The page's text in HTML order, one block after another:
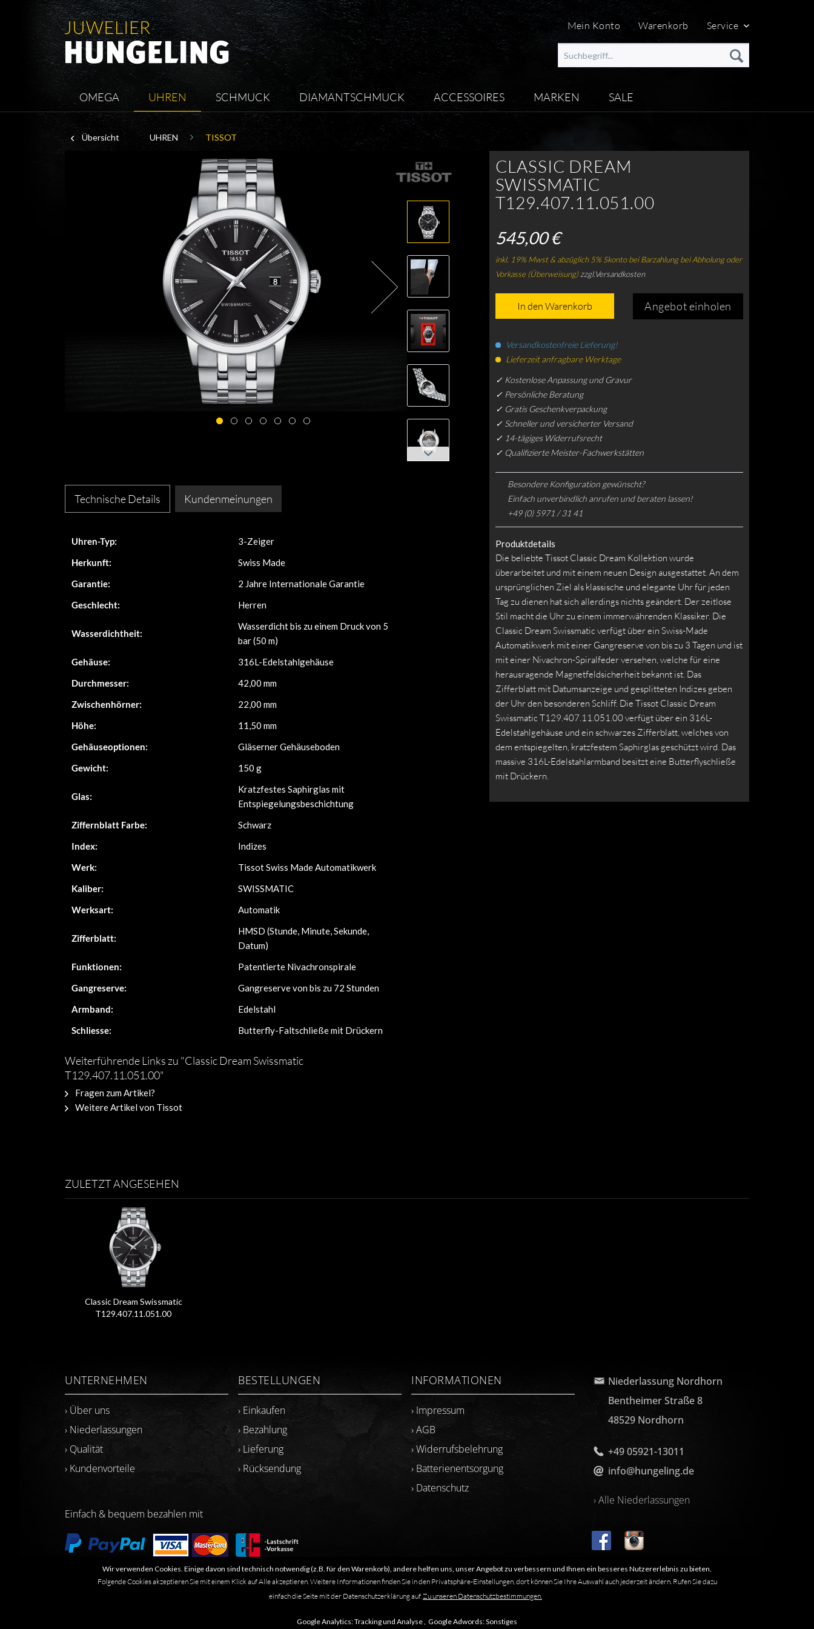
Mein Konto Warenkorb Service
OMEGA UHREN SCHMUCK DIAMANTSCHMUCK ACCESSOIRES MARKEN SALE
Übersicht UHREN TISSOT
CLASSIC DREAM
SWISSMATIC
T129.407.11.051.00
545,00 €
inkl. 19% Mwst & abzüglich 5% Skonto bei Barzahlung bei Abholung oder
Vorkasse (Überweisung)zzgl.Versandkosten
Angebot einholen
In den Warenkorb
Versandkostenfreie Lieferung!
Lieferzeit anfragbare Werktage
✓ Kostenlose Anpassung und Gravur
✓ Persönliche Beratung
✓ Gratis Geschenkverpackung
✓ Schneller und versicherter Versand
✓ 14-tägiges Widerrufsrecht
✓ Qualifizierte Meister-Fachwerkstätten
Besondere Konfiguration gewünscht?
Einfach unverbindlich anrufen und beraten lassen!
+49 (0) 5971 / 31 41
Produktdetails
Die beliebte Tissot Classic Dream Kollektion wurde
überarbeitet und mit einem neuen Design ausgestattet. An dem
ursprünglichen Ziel als klassische und elegante Uhr für jeden
Tag zu dienen hat sich allerdings nichts geändert. Der zeitlose
Stil macht die Uhr zu einem immerwährenden Klassiker. Die
Classic Dream Swissmatic verfügt über ein Swiss-Made
Automatikwerk mit einer Gangreserve von bis zu 3 Tagen und ist
mit einer Nivachron-Spiralfeder versehen, welche für eine
herausragende Magnetfeldsicherheit bekannt ist. Das
Zifferblatt mit Datumsanzeige und gesplitteten Indizes geben
der Uhr den besonderen Schliff. Die Tissot Classic Dream
Swissmatic T129.407.11.051.00 verfügt über ein 316L-
Edelstahlgehäuse und ein schwarzes Zifferblatt, welches von
dem entspiegelten, kratzfestem Saphirglas geschützt wird. Das
massive 316L-Edelstahlarmband besitzt eine Butterflyschließe
mit Drückern.
Technische Details Kundenmeinungen
Uhren-Typ:
3-Zeiger
Herkunft:
Swiss Made
Garantie:
2 Jahre Internationale Garantie
Geschlecht:
Herren
Wasserdichtheit:
Wasserdicht bis zu einem Druck von 5
bar (50 m)
Gehäuse:
316L-Edelstahlgehäuse
Durchmesser:
42,00 mm
Zwischenhörner:
22,00 mm
Höhe:
11,50 mm
Gehäuseoptionen:
Gläserner Gehäuseboden
Gewicht:
150 g
Glas:
Kratzfestes Saphirglas mit
Entspiegelungsbeschichtung
Ziffernblatt Farbe:
Schwarz
Index:
Indizes
Werk:
Tissot Swiss Made Automatikwerk
Kaliber:
SWISSMATIC
Werksart:
Automatik
Zifferblatt:
HMSD (Stunde, Minute, Sekunde,
Datum)
Funktionen:
Patentierte Nivachronspirale
Gangreserve:
Gangreserve von bis zu 72 Stunden
Armband:
Edelstahl
Schliesse:
Butterfly-Faltschließe mit Drückern
Weiterführende Links zu "Classic Dream Swissmatic
T129.407.11.051.00"
Fragen zum Artikel?
Weitere Artikel von Tissot
ZULETZT ANGESEHEN
Classic Dream Swissmatic
T129.407.11.051.00
UNTERNEHMEN
› Über uns
› Niederlassungen
› Qualität
› Kundenvorteile
BESTELLUNGEN
› Einkaufen
› Bezahlung
› Lieferung
› Rücksendung
INFORMATIONEN
› Impressum
› AGB
› Widerrufsbelehrung
› Batterienentsorgung
› Datenschutz
Niederlassung Nordhorn
Bentheimer Straße 8
48529 Nordhorn
+49 05921-13011
info@hungeling.de
› Alle Niederlassungen
Einfach & bequem bezahlen mit
​Letzte Aktualisierung: 06.2026
Marken- oder Warenzeichen werden in der Regel nicht als solche kenntlich gemacht. Das Fehlen einer solchen Kennzeichnung bedeutet nicht, dass es sich um einen freien Namen im Sinne des
Wir verwenden Cookies. Einige davon sind technisch notwendig (z.B. für den Warenkorb), andere helfen uns, unser Angebot zu verbessern und Ihnen ein besseres Nutzererlebnis zu bieten.
Folgende Cookies akzeptieren Sie mit einem Klick auf Alle akzeptieren. Weitere Informationen finden Sie in den Privatsphäre-Einstellungen, dort können Sie Ihre Auswahl auch jederzeit ändern. Rufen Sie dazu
einfach die Seite mit der Datenschutzerklärung auf.Zu unseren Datenschutzbestimmungen.
Google Analytics:Tracking und Analyse , Google Adwords:Sonstiges